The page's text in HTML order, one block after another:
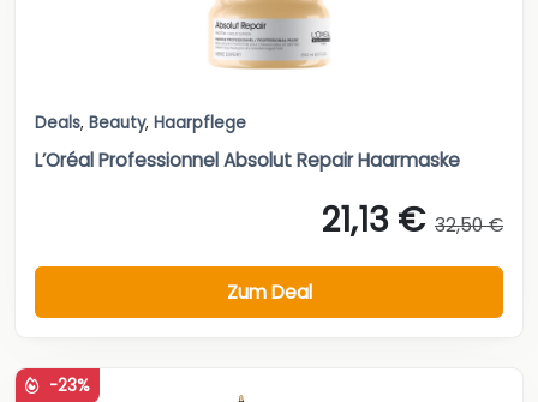
Deals, Beauty, Haarpflege
L’Oréal Professionnel Absolut Repair Haarmaske
21,13 € 32,50 €
Zum Deal
-23%